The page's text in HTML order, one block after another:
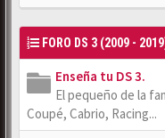
FORO DS 3 (2009 -
Enseña tu DS 3.
El pequeño de la
Coupé, Cabrio, Racing...